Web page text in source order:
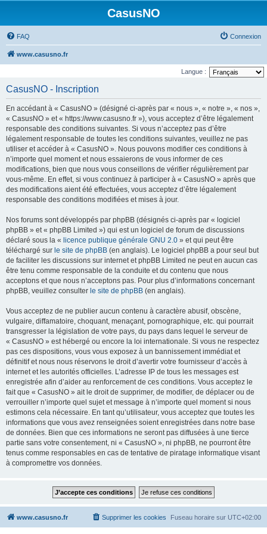
CasusNO
FAQ Connexion
www.casusno.fr
Langue :
CasusNO - Inscription
En accédant à « CasusNO » (désigné ci-après par « nous », « notre », « nos »,
« CasusNO » et « https://www.casusno.fr »), vous acceptez d’être légalement
responsable des conditions suivantes. Si vous n’acceptez pas d’être
légalement responsable de toutes les conditions suivantes, veuillez ne pas
utiliser et accéder à « CasusNO ». Nous pouvons modifier ces conditions à
n’importe quel moment et nous essaierons de vous informer de ces
modifications, bien que nous vous conseillons de vérifier régulièrement par
vous-même. En effet, si vous continuez à participer à « CasusNO » après que
des modifications aient été effectuées, vous acceptez d’être légalement
responsable des conditions modifiées et mises à jour.
Nos forums sont développés par phpBB (désignés ci-après par « logiciel
phpBB » et « phpBB Limited ») qui est un logiciel de forum de discussions
déclaré sous la « licence publique générale GNU 2.0 » et qui peut être
téléchargé sur le site de phpBB (en anglais). Le logiciel phpBB a pour seul but
de faciliter les discussions sur internet et phpBB Limited ne peut en aucun cas
être tenu comme responsable de la conduite et du contenu que nous
acceptons et que nous n’acceptons pas. Pour plus d’informations concernant
phpBB, veuillez consulter le site de phpBB (en anglais).
Vous acceptez de ne publier aucun contenu à caractère abusif, obscène,
vulgaire, diffamatoire, choquant, menaçant, pornographique, etc. qui pourrait
transgresser la législation de votre pays, du pays dans lequel le serveur de
« CasusNO » est hébergé ou encore la loi internationale. Si vous ne respectez
pas ces dispositions, vous vous exposez à un bannissement immédiat et
définitif et nous nous réservons le droit d’avertir votre fournisseur d’accès à
internet et les autorités officielles. L’adresse IP de tous les messages est
enregistrée afin d’aider au renforcement de ces conditions. Vous acceptez le
fait que « CasusNO » ait le droit de supprimer, de modifier, de déplacer ou de
verrouiller n’importe quel sujet et message à n’importe quel moment si nous
estimons cela nécessaire. En tant qu’utilisateur, vous acceptez que toutes les
informations que vous avez renseignées soient enregistrées dans notre base
de données. Bien que ces informations ne seront pas diffusées à une tierce
partie sans votre consentement, ni « CasusNO », ni phpBB, ne pourront être
tenus comme responsables en cas de tentative de piratage informatique visant
à compromettre vos données.
www.casusno.fr Fuseau horaire sur UTC+02:00
Supprimer les cookies